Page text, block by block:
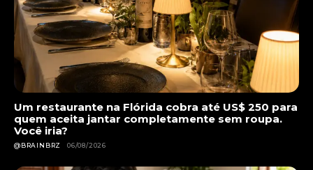
Um restaurante na Flórida cobra até US$ 250 para
quem aceita jantar completamente sem roupa.
Você iria?
@BRAINBRZ 06/08/2026